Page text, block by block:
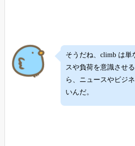
そうだね、climb は単
スや負荷を意識させ
ら、ニュースやビジ
いんだ。